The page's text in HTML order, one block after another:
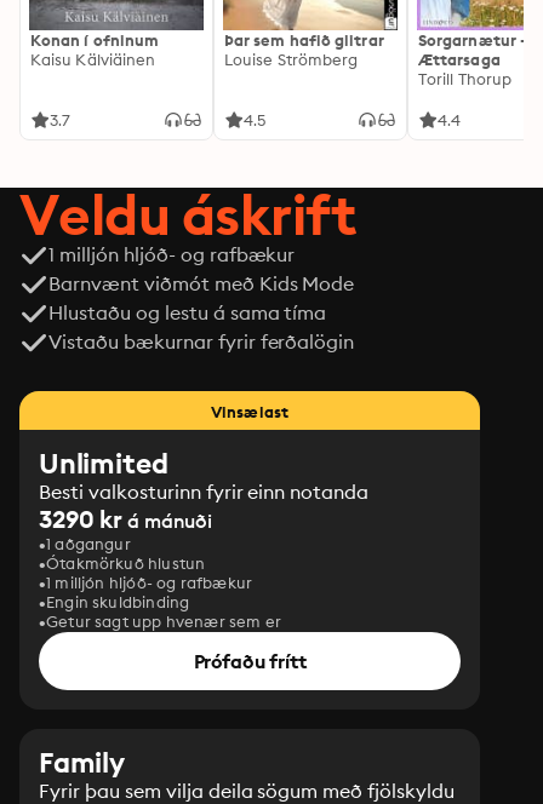
Konan í ofninum
Kaisu Kälviäinen
3.7
Þar sem hafið glitrar
Louise Strömberg
4.5
Sorgarnætur -
Ættarsaga
Torill Thorup
4.4
Veldu áskrift
1 milljón hljóð- og rafbækur
Barnvænt viðmót með Kids Mode
Hlustaðu og lestu á sama tíma
Vistaðu bækurnar fyrir ferðalögin
Vinsælast
Unlimited
Besti valkosturinn fyrir einn notanda
3290 kr á mánuði
1 aðgangur
Ótakmörkuð hlustun
1 milljón hljóð- og rafbækur
Engin skuldbinding
Getur sagt upp hvenær sem er
Prófaðu frítt
Family
Fyrir þau sem vilja deila sögum með fjölskyldu